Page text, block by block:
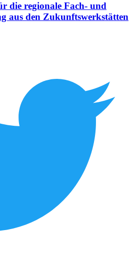
die regionale Fach- und
aus den Zukunftswerkstätten